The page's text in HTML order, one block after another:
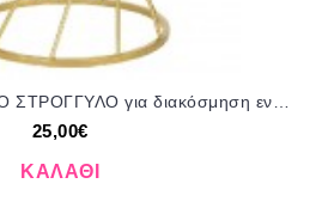
25,00€
ΚΑΛΆΘΙ